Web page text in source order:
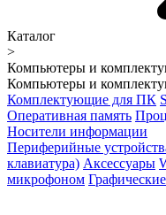
Каталог
>
Компьютеры и
Компьютеры и
Комплектующие для ПК
Оперативная память
Носители информации
Периферийные
клавиатура) Аксессуары
микрофоном